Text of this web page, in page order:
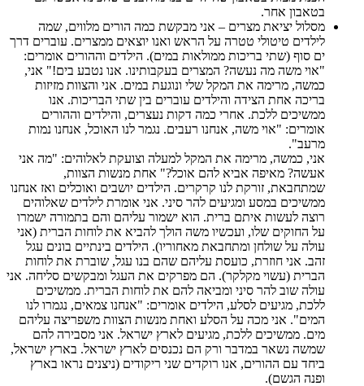
בטאבון אחר.
מסלול יציאת מצרים – אני מבקשת כמה הורים מלווים, שמה
לילדים טיטולי טטרה על הראש ואנו יוצאים ממצרים. עוברים דרך
ים סוף (שתי בריכות ממולאות במים). הילדים וההורים אומרים:
"אוי משה מה נעשה? המצרים בעקבותינו. אנו נטבע בים!" אני,
כמשה, מרימה את המקל שלי ונוגעת במים. אני והצוות מזיזות
בריכה אחת הצידה והילדים עוברים בין שתי הבריכות. אנו
ממשיכים ללכת. אחרי כמה דקות נעצרים, והילדים וההורים
אומרים: "אוי משה, אנחנו רעבים. נגמר לנו האוכל, אנחנו נמות
מרעב".
אני, כמשה, מרימה את המקל למעלה וצועקת לאלוהים: "מה אני
אעשה? מאיפה אביא להם אוכל?" אחת מנשות הצוות,
שמתחבאת, זורקת לנו קרקרים. הילדים יושבים ואוכלים ואז אנחנו
ממשיכים במסע ומגיעים להר סיני. אני אומרת לילדים שאלוהים
רוצה לעשות איתם ברית. הוא ישמור עליהם והם בתמורה ישמרו
על החוקים שלו, ועכשיו משה הולך להביא את לוחות הברית (אני
עולה על שולחן ומתחבאת מאחוריו). הילדים בינתיים בונים עגל
זהב. אני חוזרת, כועסת עליהם שהם בנו עגל, שוברת את לוחות
הברית (עשוי מקלקר). הם מפרקים את העגל ומבקשים סליחה. אני
עולה שוב להר סיני ומביאה להם את לוחות הברית. ממשיכים
ללכת, מגיעים לסלע, הילדים אומרים: "אנחנו צמאים, נגמרו לנו
המים". אני מכה על הסלע ואחת מנשות הצוות משפריצה עליהם
מים. ממשיכים ללכת, מגיעים לארץ ישראל. אני מסבירה להם
שמשה נשאר במדבר ורק הם נכנסים לארץ ישראל. בארץ ישראל,
ביחד עם ההורים, אנו רוקדים שני ריקודים (ניצנים נראו בארץ
ופנה הגשם).